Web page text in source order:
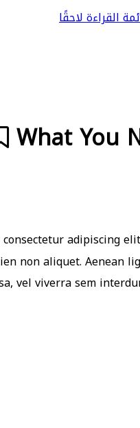
القراءة لاحقًا
What You
adipiscing
non aliquet. Aenean
vel viverra sem